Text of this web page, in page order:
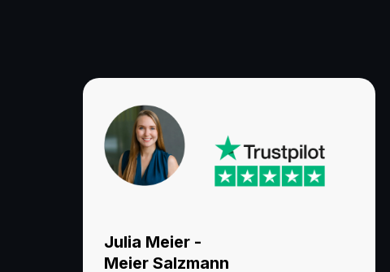
Julia Meier -
Meier Salzmann